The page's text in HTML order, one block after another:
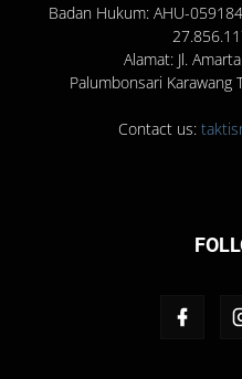
Badan Hukum: AHU-
Alamat: Jl.
Palumbonsari Karawang
Contact us: